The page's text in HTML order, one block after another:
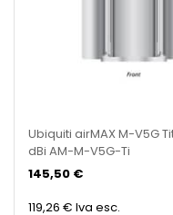
Ubiquiti airMAX M-V5G
dBi AM-M-V5G-Ti
145,50 €
119,26 € Iva esc.